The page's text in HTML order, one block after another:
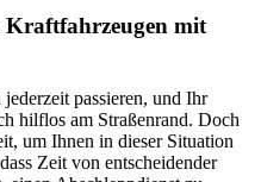
Kraftfahrzeugen mit
passieren, und Ihr
hilflos am Straßenrand. Doch
um Ihnen in dieser Situation
Zeit von entscheidender